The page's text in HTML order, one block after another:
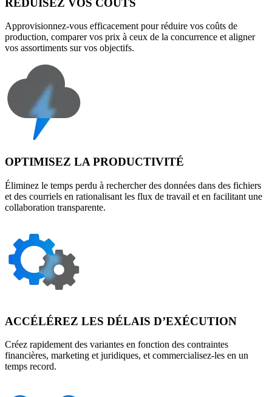
RÉDUISEZ VOS COÛTS
Approvisionnez-vous efficacement pour réduire vos coûts de
production, comparer vos prix à ceux de la concurrence et aligner
vos assortiments sur vos objectifs.
OPTIMISEZ LA PRODUCTIVITÉ
Éliminez le temps perdu à rechercher des données dans des fichiers
et des courriels en rationalisant les flux de travail et en facilitant une
collaboration transparente.
ACCÉLÉREZ LES DÉLAIS D’EXÉCUTION
Créez rapidement des variantes en fonction des contraintes
financières, marketing et juridiques, et commercialisez-les en un
temps record.